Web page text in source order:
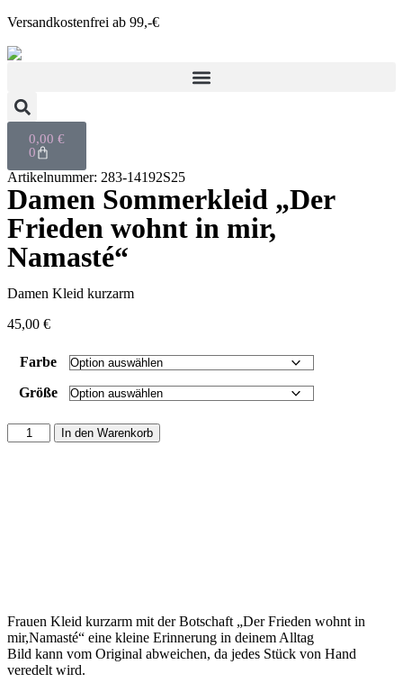
Versandkostenfrei ab 99,-€
0,00 €
0
Artikelnummer: 283-14192S25
Damen Sommerkleid „Der
Frieden wohnt in mir,
Namasté“
Damen Kleid kurzarm
45,00 €
Farbe
Größe
In den Warenkorb
Frauen Kleid kurzarm mit der Botschaft „Der Frieden wohnt in
mir,Namasté“ eine kleine Erinnerung in deinem Alltag
Bild kann vom Original abweichen, da jedes Stück von Hand
veredelt wird.